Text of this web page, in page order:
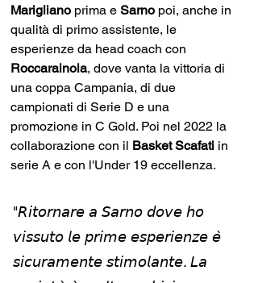
Marigliano prima e Sarno poi, anche in
qualità di primo assistente, le
esperienze da head coach con
Roccarainola, dove vanta la vittoria di
una coppa Campania, di due
campionati di Serie D e una
promozione in C Gold. Poi nel 2022 la
collaborazione con il Basket Scafati in
serie A e con l'Under 19 eccellenza.
"𝘙𝘪𝘵𝘰𝘳𝘯𝘢𝘳𝘦 𝘢 𝘚𝘢𝘳𝘯𝘰 𝘥𝘰𝘷𝘦 𝘩𝘰
𝘷𝘪𝘴𝘴𝘶𝘵𝘰 𝘭𝘦 𝘱𝘳𝘪𝘮𝘦 𝘦𝘴𝘱𝘦𝘳𝘪𝘦𝘯𝘻𝘦 𝘦̀
𝘴𝘪𝘤𝘶𝘳𝘢𝘮𝘦𝘯𝘵𝘦 𝘴𝘵𝘪𝘮𝘰𝘭𝘢𝘯𝘵𝘦. 𝘓𝘢